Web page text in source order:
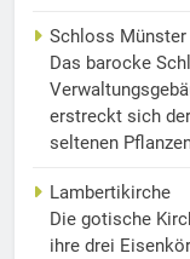
Schloss
Das barocke
erstreckt sich
seltenen
Lambertikirche
Die gotische
ihre drei